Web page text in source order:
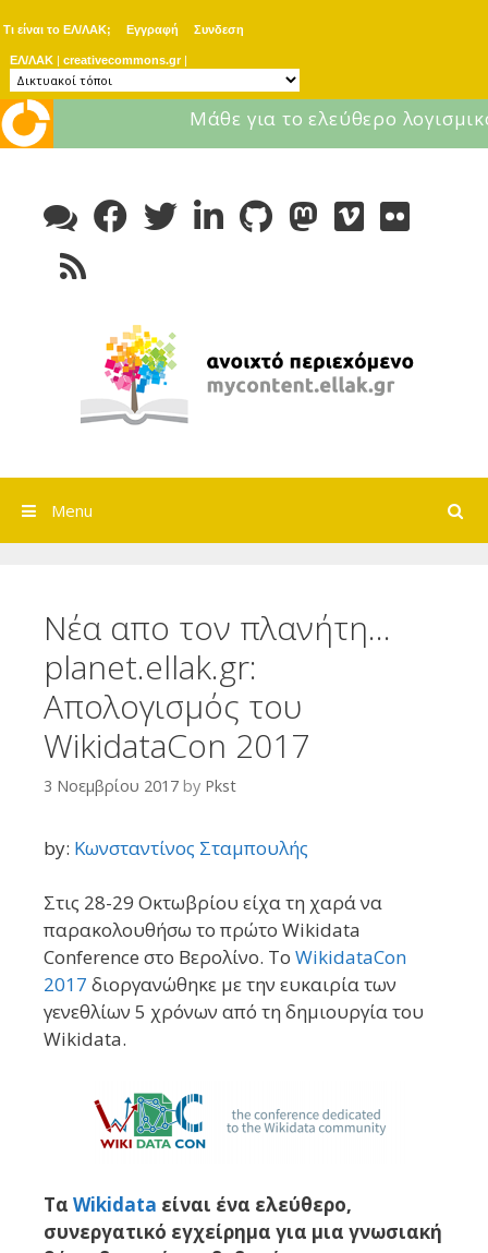
Τι είναι το ΕΛ/ΛΑΚ; Εγγραφή Συνδεση
ΕΛ/ΛΑΚ | creativecommons.gr |
Μάθε για το ελεύθερο
content
Search
Menu
Νέα απο τον πλανήτη…
planet.ellak.gr:
Απολογισμός του
WikidataCon 2017
3 Νοεμβρίου 2017 by Pkst
by: Κωνσταντίνος Σταμπουλής
Στις 28-29 Οκτωβρίου είχα τη χαρά να
παρακολουθήσω το πρώτο Wikidata
Conference στο Βερολίνο. Το WikidataCon
2017 διοργανώθηκε με την ευκαιρία των
γενεθλίων 5 χρόνων από τη δημιουργία του
Wikidata.
Τα Wikidata είναι ένα ελεύθερο,
συνεργατικό εγχείρημα για μια γνωσιακή